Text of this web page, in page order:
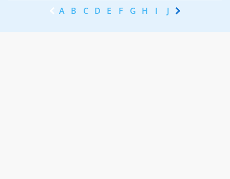
A B C D E F G H I J K